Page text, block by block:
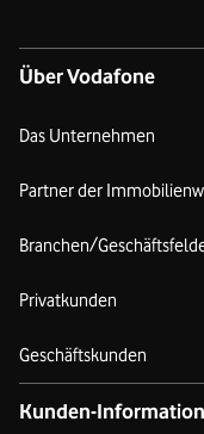
Über Vodafone
Das Unternehmen
Partner der
Branchen/
Privatkunden
Geschäftskunden
Kunden-Information